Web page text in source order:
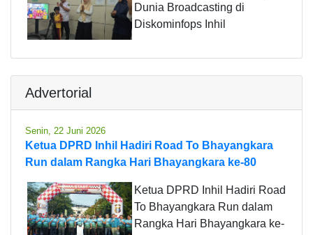
Dunia Broadcasting di
Diskominfops Inhil
Advertorial
Senin, 22 Juni 2026
Ketua DPRD Inhil Hadiri Road To Bhayangkara
Run dalam Rangka Hari Bhayangkara ke-80
Ketua DPRD Inhil Hadiri Road
To Bhayangkara Run dalam
Rangka Hari Bhayangkara ke-